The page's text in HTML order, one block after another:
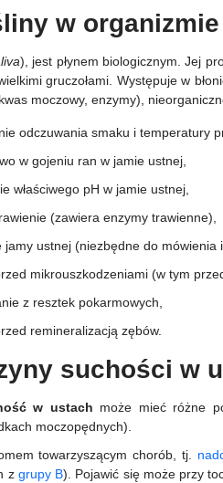
w organizmie
), jest płynem biologicznym. Jej
gruczołami. Występuje w
moczowy, enzymy),
odczuwania smaku i temperatury
w gojeniu ran w jamie ustnej,
właściwego pH w jamie ustnej,
(zawiera enzymy trawienne),
jamy ustnej (niezbędne do mówienia i
mikrouszkodzeniami (w tym
z resztek pokarmowych,
remineralizacją zębów.
suchości w
w ustach może mieć różne
moczopędnych).
towarzyszącym chorób, tj.
z grupy B). Pojawić się może przy